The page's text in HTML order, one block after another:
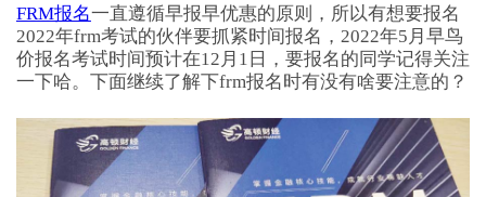
FRM报名一直遵循早报早优惠的原则，所以有想要报名
2022年frm考试的伙伴要抓紧时间报名，2022年5月早鸟
价报名考试时间预计在12月1日，要报名的同学记得关注
一下哈。下面继续了解下frm报名时有没有啥要注意的？